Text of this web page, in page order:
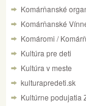
Komárňanské
Komárňanské
Komáromi /
Kultúra pre deti
Kultúra v meste
kulturapredeti.sk
Kultúrne podujatia